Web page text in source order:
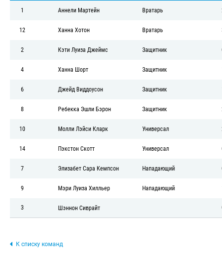
1 Аннели Мартейн Вратарь
12 Ханна Хотон Вратарь
2 Кэти Луиза Джеймс Защитник
4 Ханна Шорт Защитник
6 Джейд Виддоусон Защитник
8 Ребекка Эшли Бэрон Защитник
10 Молли Лэйси Кларк Универсал
14 Пэкстон Скотт Универсал
7 Элизабет Сара Кемпсон Нападающий
9 Мэри Луиза Хилльер Нападающий
3 Шэннон Сиврайт
К списку команд